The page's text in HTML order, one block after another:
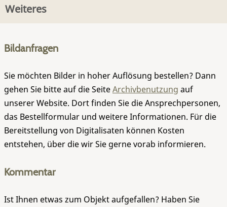
Weiteres
Bildanfragen
Sie möchten Bilder in hoher Auflösung bestellen? Dann
gehen Sie bitte auf die SeiteArchivbenutzung auf
unserer Website. Dort finden Sie die Ansprechpersonen,
das Bestellformular und weitere Informationen. Für die
Bereitstellung von Digitalisaten können Kosten
entstehen, über die wir Sie gerne vorab informieren.
Kommentar
Ist Ihnen etwas zum Objekt aufgefallen? Haben Sie